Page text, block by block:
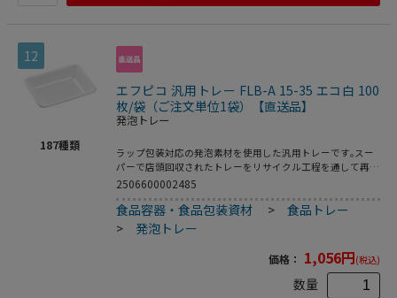
12
187種類
エフピコ 汎用トレー FLB-A 15-35 エコ白 100
枚/袋（ご注文単位1袋）【直送品】
発泡トレー
ラップ包装対応の発泡素材を使用した汎用トレーです｡スー
パーで店頭回収されたトレーをリサイクル工程を通して再生
された原料を使用した環境対応商品です｡●電子レンジ使用
不可●耐熱温度:80℃●入数:100枚
2506600002485
食品容器・食品包装資材 >食品トレー
> 発泡トレー
価格： 1,056円(税込)
数量